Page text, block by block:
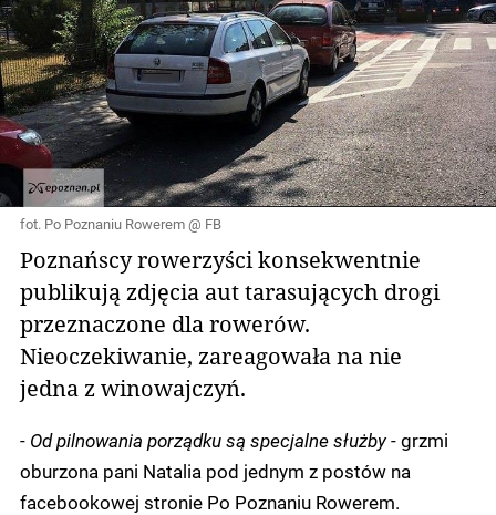
fot. Po Poznaniu Rowerem @ FB
Poznańscy rowerzyści konsekwentnie
publikują zdjęcia aut tarasujących drogi
przeznaczone dla rowerów.
Nieoczekiwanie, zareagowała na nie
jedna z winowajczyń.
- Od pilnowania porządku są specjalne służby- grzmi
oburzona pani Natalia pod jednym z postów na
facebookowej stronie Po Poznaniu Rowerem.